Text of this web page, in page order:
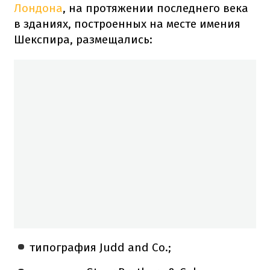
Лондона, на протяжении последнего века
в зданиях, построенных на месте имения
Шекспира, размещались:
типография Judd and Co.;